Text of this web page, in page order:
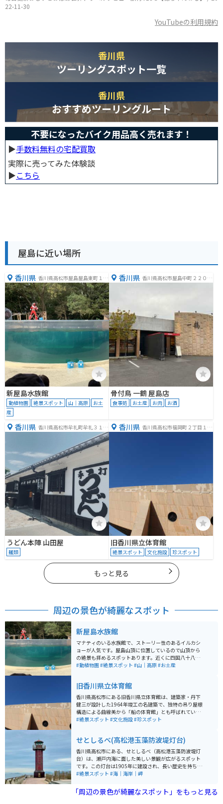
22-11-30
YouTubeの利用規約
香川県
ツーリングスポット一覧
香川県
おすすめツーリングルート
不要になったバイク用品高く売れます！
▶︎手数料無料の宅配買取
実際に売ってみた体験談
▶︎こちら
屋島に近い場所
香川県 香川県高松市屋島屋島東町１７
８５−１
新屋島水族館
動植物園 絶景スポット 山｜高原
お土
産
香川県 香川県高松市屋島中町２２０
骨付鳥 一鶴 屋島店
食事処 お土産 お肉 お酒
香川県 香川県高松市牟礼町牟礼３１８
うどん本陣 山田屋
麺類
香川県 香川県高松市福岡町２丁目１８
旧香川県立体育館
絶景スポット 文化施設 珍スポット
もっと見る
周辺の景色が綺麗なスポット
新屋島水族館
マナティのいる水族館で、ストーリー性のあるイルカシ
ョーが人気です。屋島山頂に位置しているので山頂から
の絶景も拝めるスポットあります。近くに四国八十八ヶ
所の第84番札所である屋島寺もあり、駐車場からの道中
#動植物園#絶景スポット #山｜高原#お土産
旧香川県立体育館
香川県高松市にある旧香川県立体育館は、建築家・丹下
健三が設計した1964年竣工の名建築で、独特の吊り屋根
構造による曲線美から「船の体育館」とも呼ばれていま
す。戦後日本のモダニズム建築を代表する作品のひとつ
ますが、外観は見ることができ、建築ファンや写真好き
に人気のスポットです。 周辺は港に近く開放的な雰囲気
があり、散策しながら立ち寄るのにも最適。バイクでの
アクセスもしやすく、海沿いの道と組み合わせたツーリ
ングコースにもおすすめです。瀬戸内らしい穏やかな景
#絶景スポット #文化施設#珍スポット
せとしるべ(高松港玉藻防波堤灯台)
香川県高松市にある、せとしるべ（高松港玉藻防波堤灯
台）は、瀬戸内海に面した美しい景観が広がるスポット
です。この灯台は1905年に建設され、長い歴史を持ち、
今では観光名所としても人気があります。周囲には公園
焼け時の美しい景色は見逃せません。 バイクで訪れる方
のためには、近くに駐車場があり、バイク専用スペース
#絶景スポット #海｜海岸｜岬
「周辺の景色が綺麗なスポット」をもっと見る